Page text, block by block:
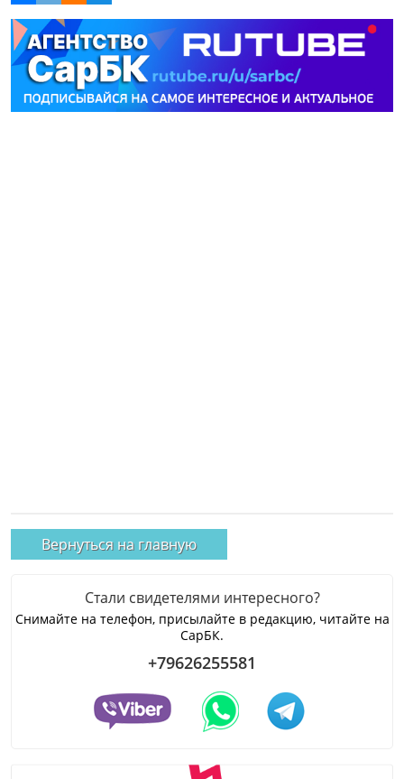
Вернуться на главную
Стали свидетелями интересного?
Снимайте на телефон, присылайте в редакцию, читайте на
СарБК.
+79626255581